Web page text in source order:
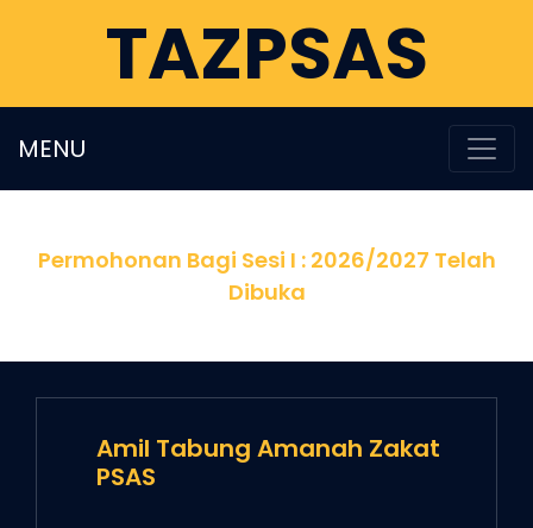
TAZPSAS
MENU
Permohonan Bagi Sesi I : 2026/2027 Telah
Dibuka
Amil Tabung Amanah Zakat
PSAS